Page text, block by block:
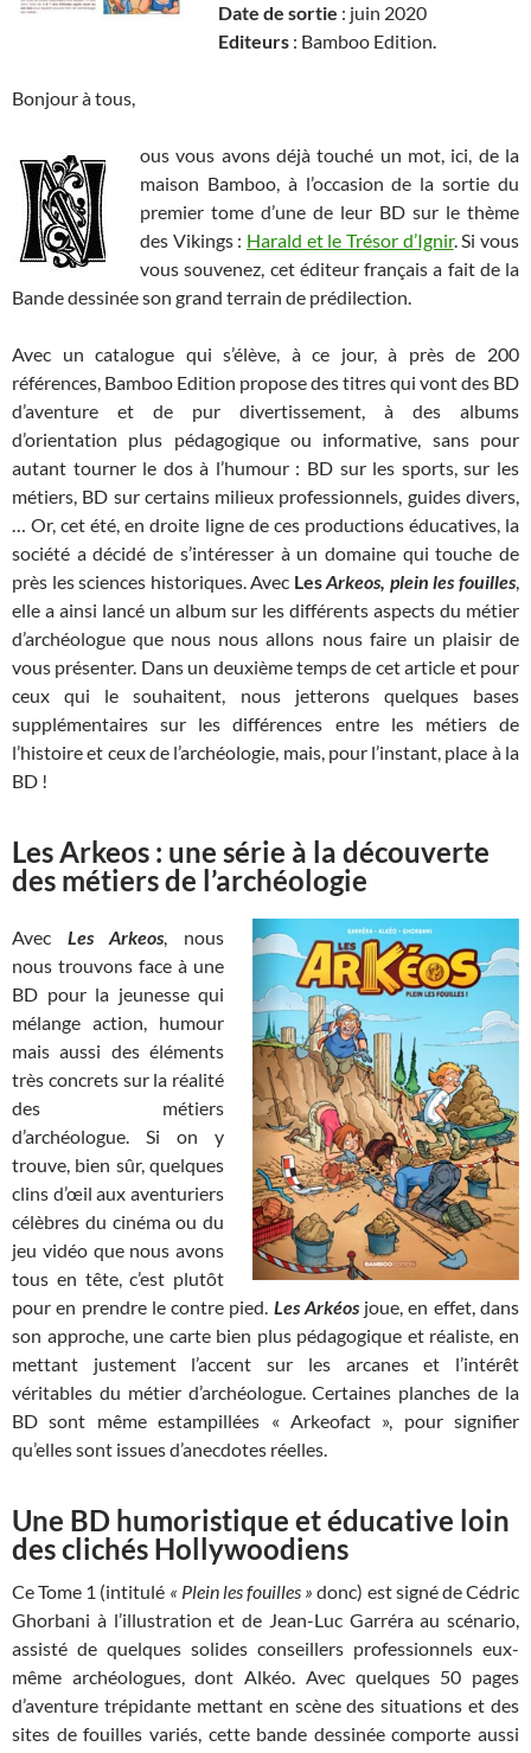
Date de sortie : juin 2020
Editeurs : Bamboo Edition.
Bonjour à tous,
ous vous avons déjà touché un mot, ici, de la
maison Bamboo, à l’occasion de la sortie du
premier tome d’une de leur BD sur le thème
des Vikings : Harald et le Trésor d’Ignir. Si vous
vous souvenez, cet éditeur français a fait de la
Bande dessinée son grand terrain de prédilection.
Avec un catalogue qui s’élève, à ce jour, à près de 200
références, Bamboo Edition propose des titres qui vont des BD
d’aventure et de pur divertissement, à des albums
d’orientation plus pédagogique ou informative, sans pour
autant tourner le dos à l’humour : BD sur les sports, sur les
métiers, BD sur certains milieux professionnels, guides divers,
… Or, cet été, en droite ligne de ces productions éducatives, la
société a décidé de s’intéresser à un domaine qui touche de
près les sciences historiques. Avec LesArkeos, plein les fouilles,
elle a ainsi lancé un album sur les différents aspects du métier
d’archéologue que nous nous allons nous faire un plaisir de
vous présenter. Dans un deuxième temps de cet article et pour
ceux qui le souhaitent, nous jetterons quelques bases
supplémentaires sur les différences entre les métiers de
l’histoire et ceux de l’archéologie, mais, pour l’instant, place à la
BD !
Les Arkeos : une série à la découverte
des métiers de l’archéologie
Avec Les Arkeos, nous
nous trouvons face à une
BD pour la jeunesse qui
mélange action, humour
mais aussi des éléments
très concrets sur la réalité
des métiers
d’archéologue. Si on y
trouve, bien sûr, quelques
clins d’œil aux aventuriers
célèbres du cinéma ou du
jeu vidéo que nous avons
tous en tête, c’est plutôt
pour en prendre le contre pied. Les Arkéos joue, en effet, dans
son approche, une carte bien plus pédagogique et réaliste, en
mettant justement l’accent sur les arcanes et l’intérêt
véritables du métier d’archéologue. Certaines planches de la
BD sont même estampillées « Arkeofact », pour signifier
qu’elles sont issues d’anecdotes réelles.
Une BD humoristique et éducative loin
des clichés Hollywoodiens
Ce Tome 1 (intitulé « Plein les fouilles » donc) est signé de Cédric
Ghorbani à l’illustration et de Jean-Luc Garréra au scénario,
assisté de quelques solides conseillers professionnels eux-
même archéologues, dont Alkéo. Avec quelques 50 pages
d’aventure trépidante mettant en scène des situations et des
sites de fouilles variés, cette bande dessinée comporte aussi